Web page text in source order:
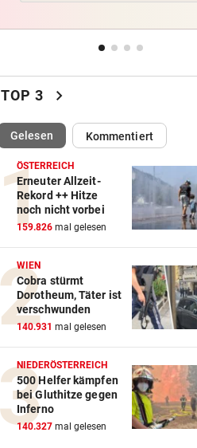
Feuerpause haben
Störfeuer aus
DREI WEHREN IM EINSATZ
Wegen Feuer in Sauna
Haus eingeäschert
ELTERN SCHLUGEN ALARM vor 19
Lottogewinner schickte
Bilder an Teenager
TOP 3 chevron_right
Gelesen(ausgewählt)Kommentiert
ÖSTERREICH
Erneuter Allzeit-
Rekord ++ Hitze
noch nicht vorbei
159.826 mal gelesen
WIEN
Cobra stürmt
Dorotheum, Täter ist
verschwunden
140.931 mal gelesen
NIEDERÖSTERREICH
500 Helfer kämpfen
bei Gluthitze gegen
Inferno
140.327 mal gelesen